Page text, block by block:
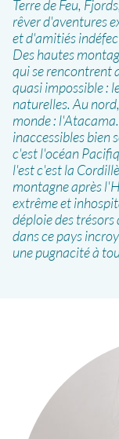
Terre de Feu,
rêver d'aventures
et d'amitiés
Des hautes
qui se rencontrent
quasi impossible :
naturelles. Au
monde :
inaccessibles bien
c'est l'océan
l'est c'est la
montagne après
extrême et
déploie des
dans ce pays
une pugnacité à